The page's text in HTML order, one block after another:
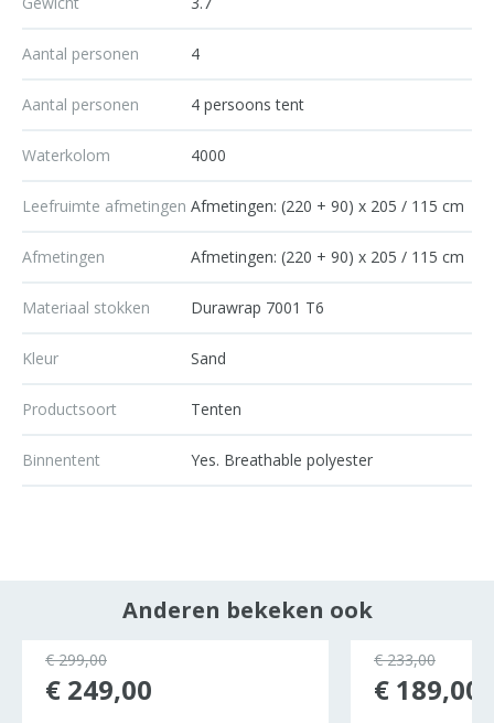
Aantal personen 4
Aantal personen 4 persoons tent
Waterkolom 4000
Leefruimte afmetingen Afmetingen: (220 + 90) x 205 / 115 cm
Afmetingen Afmetingen: (220 + 90) x 205 / 115 cm
Materiaal stokken Durawrap 7001 T6
Kleur Sand
Productsoort Tenten
Binnentent Yes. Breathable polyester
Anderen bekeken ook
€ 299,00
€ 249,00
€ 233,00
€ 189,00